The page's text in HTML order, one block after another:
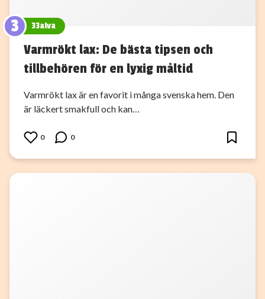
3 33alva
Varmrökt lax: De bästa tipsen och
tillbehören för en lyxig måltid
Varmrökt lax är en favorit i många svenska hem. Den
är läckert smakfull och kan…
0 0